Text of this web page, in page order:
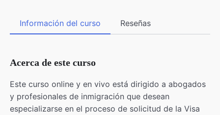
Información del curso Reseñas
Acerca de este curso
Este curso online y en vivo está dirigido a abogados
y profesionales de inmigración que desean
especializarse en el proceso de solicitud de la Visa